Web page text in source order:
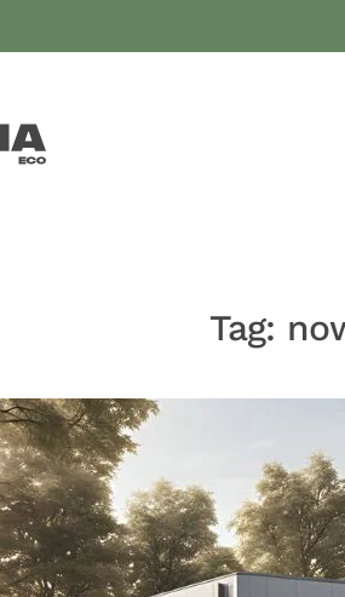
Tag: